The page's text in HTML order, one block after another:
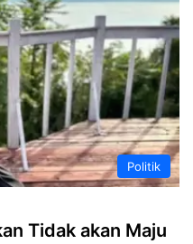
Politik
Tidak akan Maju